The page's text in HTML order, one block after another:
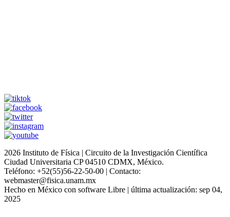
2026 Instituto de Física | Circuito de la Investigación Científica
Ciudad Universitaria CP 04510 CDMX, México.
Teléfono: +52(55)56-22-50-00 | Contacto:
webmaster@fisica.unam.mx
Hecho en México con software Libre | última actualización: sep 04,
2025